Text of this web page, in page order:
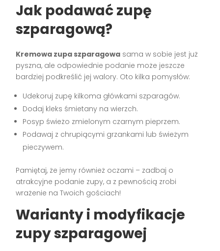
Jak podawać zupę
szparagową?
Kremowa zupa szparagowa sama w sobie jest już
pyszna, ale odpowiednie podanie może jeszcze
bardziej podkreślić jej walory. Oto kilka pomysłów:
Udekoruj zupę kilkoma główkami szparagów.
Dodaj kleks śmietany na wierzch.
Posyp świeżo zmielonym czarnym pieprzem.
Podawaj z chrupiącymi grzankami lub świeżym
pieczywem.
Pamiętaj, że jemy również oczami – zadbaj o
atrakcyjne podanie zupy, a z pewnością zrobi
wrażenie na Twoich gościach!
Warianty i modyfikacje
zupy szparagowej